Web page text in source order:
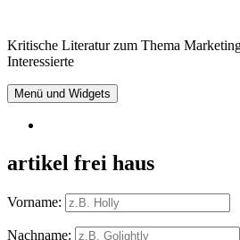
Inhalt
Kritische Literatur zum Thema
Interessierte
Menü und Widgets
artikel frei haus
Vorname:
Nachname: